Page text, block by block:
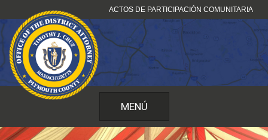
al
contenido
ACTOS DE PARTICIPACIÓN COMUNITARIA
MENÚ